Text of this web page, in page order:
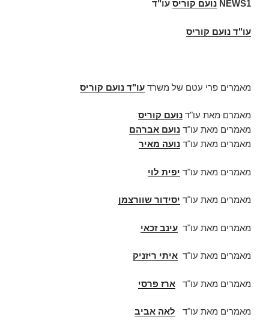
NEWS1 נועם קוריס עו"ד
עו"ד נועם קוריס
מאמרים פרי עטם של משרד עו"ד נועם קוריס
מאמרם מאת עו"ד נועם קוריס
מאמרים מאת עו"ד נועם אברהם
מאמרים מאת עו"ד נועה מאיר
מאמרים מאת עו"ד יפית לוי
מאמרים מאת עו"ד יסידור שוורצמן
מאמרים מאת עו"ד עינב זכאי
מאמרים מאת עו"ד איתי ריזניק
מאמרים מאת עו"ד ארז פרסי
מאמרים מאת עו"ד לאה אביב